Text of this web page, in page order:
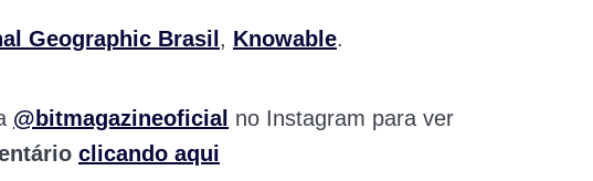
Geographic Brasil , Knowable.
@bitmagazineoficial no Instagram para ver
clicando aqui